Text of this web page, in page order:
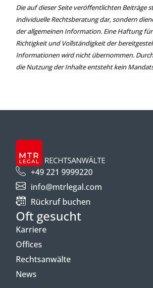
Die auf dieser Seite veröffentlichten Beiträge
individuelle Rechtsberatung dar, sondern
der allgemeinen Information. Eine Haftung
Richtigkeit und Vollständigkeit der
Informationen wird nicht übernommen.
die Nutzung der Inhalte entsteht kein
+49 221 9999220
info@mtrlegal.com
Rückruf buchen
Oft gesucht
Karriere
Offices
Rechtsanwälte
News